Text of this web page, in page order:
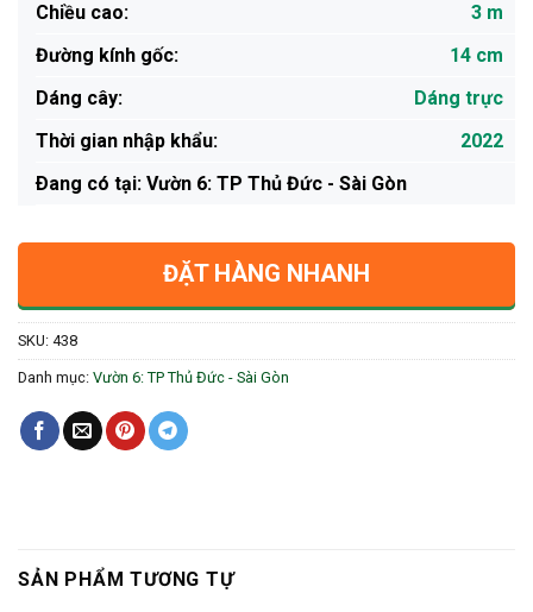
Chiều cao:
3 m
Đường kính gốc:
14 cm
Dáng cây:
Dáng trực
Thời gian nhập khẩu:
2022
Ðang có tại: Vườn 6: TP Thủ Đức - Sài Gòn
ĐẶT HÀNG NHANH
SKU: 438
Danh mục: Vườn 6: TP Thủ Đức - Sài Gòn
SẢN PHẨM TƯƠNG TỰ